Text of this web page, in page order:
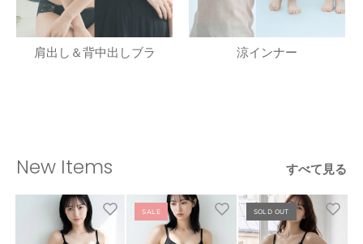
肩出し＆背中出しブラ 涼インナー
New Items すべて見る
SALE SOLD OUT